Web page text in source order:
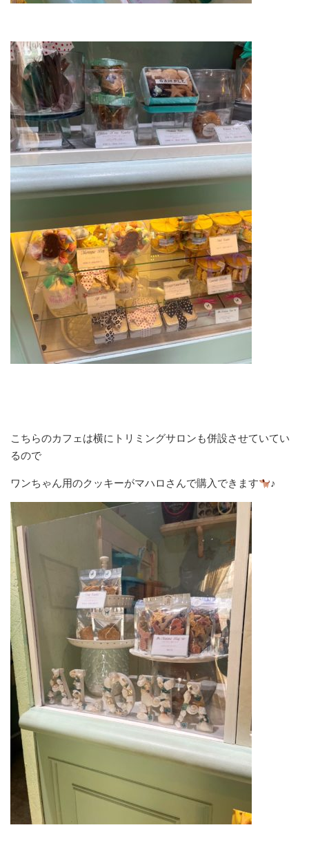
こちらのカフェは横にトリミングサロンも併設させていてい
るので
ワンちゃん用のクッキーがマハロさんで購入できます ♪